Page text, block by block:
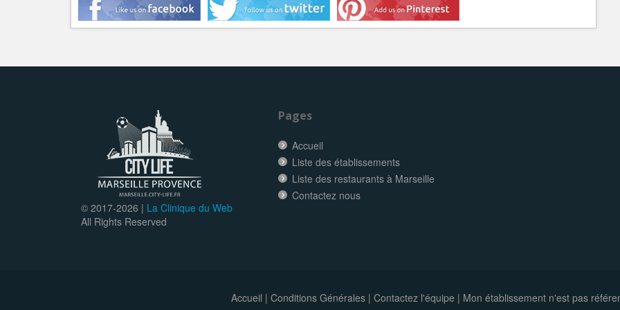
© 2017-2026 | La Clinique du Web
All Rights Reserved
Pages
Accueil
Liste des établissements
Liste des restaurants à Marseille
Contactez nous
Accueil | Conditions Générales| Contactez l'équipe | Mon établissement n'est pas